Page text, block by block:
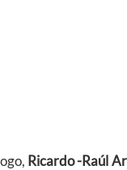
Ricardo -Raúl